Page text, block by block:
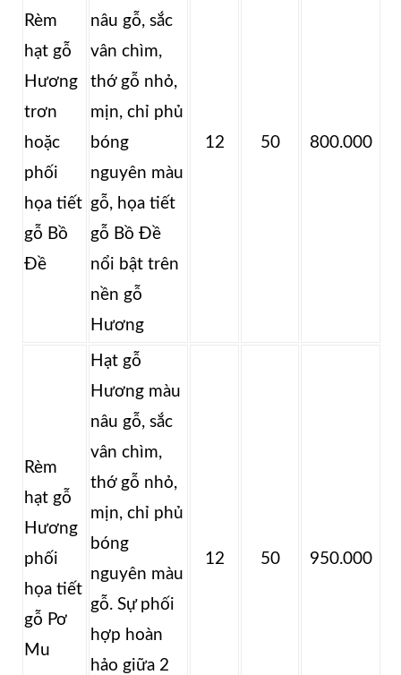
Rèm
hạt gỗ
Hương
trơn
hoặc
phối
họa tiết
gỗ Bồ
Đề
nâu gỗ, sắc
vân chìm,
thớ gỗ nhỏ,
mịn, chỉ phủ
bóng
nguyên màu
gỗ, họa tiết
gỗ Bồ Đề
nổi bật trên
nền gỗ
Hương
12 50 800.000
Rèm
hạt gỗ
Hương
phối
họa tiết
gỗ Pơ
Mu
Hạt gỗ
Hương màu
nâu gỗ, sắc
vân chìm,
thớ gỗ nhỏ,
mịn, chỉ phủ
bóng
nguyên màu
gỗ. Sự phối
hợp hoàn
hảo giữa 2
12 50 950.000